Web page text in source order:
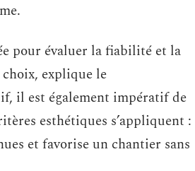
pour évaluer la fiabilité et la
explique le
il est également impératif de
esthétiques s’appliquent :
et favorise un chantier sans